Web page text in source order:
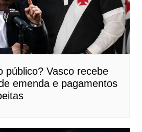
público? Vasco recebe
emenda e pagamentos